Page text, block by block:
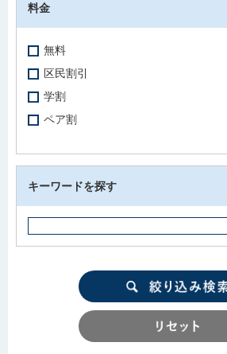
料金
無料
区民割引
学割
ペア割
キーワードを探す